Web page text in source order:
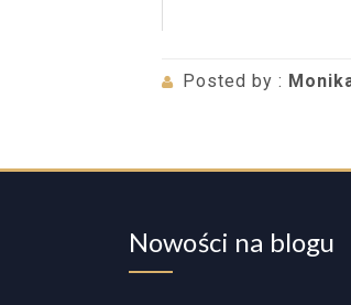
Posted by :
Nowości na blogu